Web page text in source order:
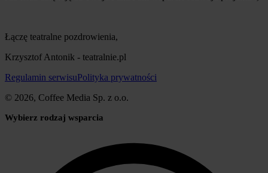
Łączę teatralne pozdrowienia,
Krzysztof Antonik - teatralnie.pl
Regulamin serwisuPolityka prywatności
© 2026, Coffee Media Sp. z o.o.
Wybierz rodzaj wsparcia